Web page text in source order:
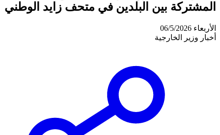
المشتركة بين البلدين في متحف زايد الوطني
الأربعاء 06/5/2026
أخبار وزير الخارجية